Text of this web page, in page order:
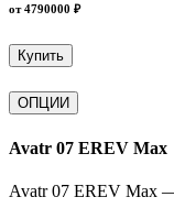
от 4790000 ₽
Купить
ОПЦИИ
Avatr 07 EREV Max
Avatr 07 EREV Max